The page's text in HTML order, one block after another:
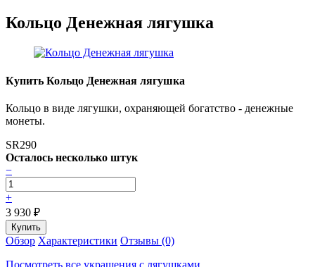
Кольцо Денежная лягушка
Купить Кольцо Денежная лягушка
Кольцо в виде лягушки, охраняющей богатство - денежные
монеты.
SR290
Осталось несколько штук
−
+
3 930 ₽
Обзор Характеристики Отзывы (0)
Посмотреть все украшения с лягушками